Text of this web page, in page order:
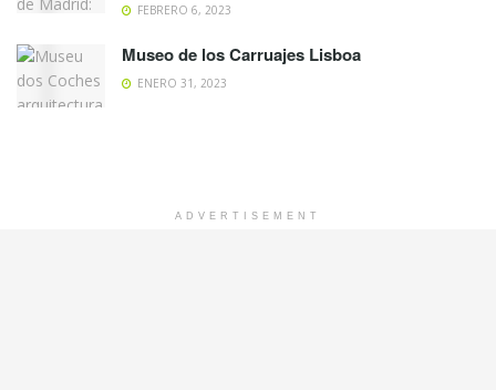
FEBRERO 6, 2023
Museo de los Carruajes Lisboa
ENERO 31, 2023
ADVERTISEMENT